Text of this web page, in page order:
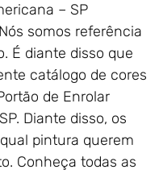
– SP
somos referência
É diante disso que
catálogo de cores
de Enrolar
Diante disso, os
pintura querem
Conheça todas as